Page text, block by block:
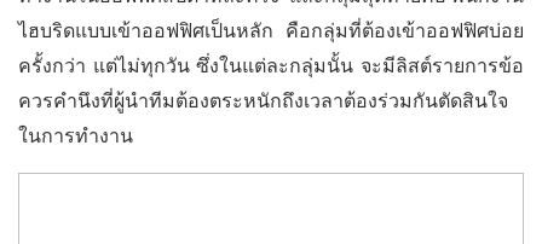
ไฮบริดแบบเข้าออฟฟิศเป็นหลัก คือกลุ่มที่ต้องเข้าออฟฟิศบ่อย
ครั้งกว่า แต่ไม่ทุกวัน ซึ่งในแต่ละกลุ่มนั้น จะมีลิสต์รายการข้อ
ควรคำนึงที่ผู้นำทีมต้องตระหนักถึงเวลาต้องร่วมกันตัดสินใจ
ในการทำงาน